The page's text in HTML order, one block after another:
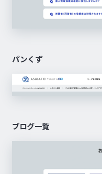
パンくず
ブログ一覧